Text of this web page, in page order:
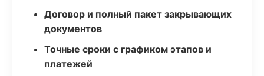
Договор и полный пакет закрывающих
документов
Точные сроки с графиком этапов и
платежей